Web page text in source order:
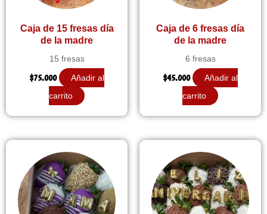
Caja de 15 fresas día
de la madre
15 fresas
$75.000
Añadir al
carrito
Caja de 6 fresas día
de la madre
6 fresas
$45.000
Añadir al
carrito